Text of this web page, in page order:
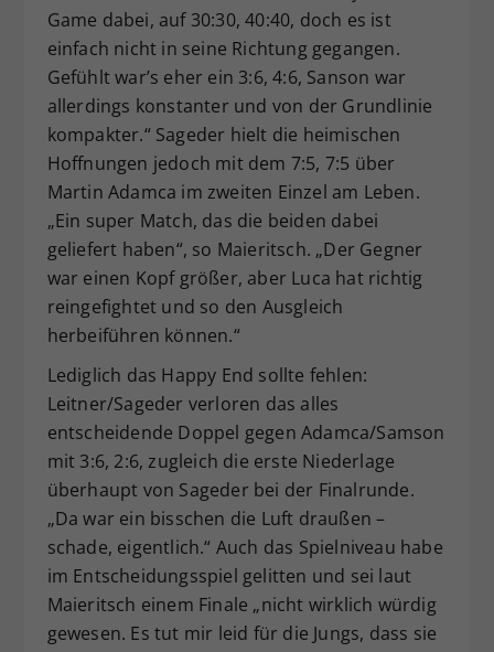
Game dabei, auf 30:30, 40:40, doch es ist
einfach nicht in seine Richtung gegangen.
Gefühlt war’s eher ein 3:6, 4:6, Sanson war
allerdings konstanter und von der Grundlinie
kompakter.“ Sageder hielt die heimischen
Hoffnungen jedoch mit dem 7:5, 7:5 über
Martin Adamca im zweiten Einzel am Leben.
„Ein super Match, das die beiden dabei
geliefert haben“, so Maieritsch. „Der Gegner
war einen Kopf größer, aber Luca hat richtig
reingefightet und so den Ausgleich
herbeiführen können.“
Lediglich das Happy End sollte fehlen:
Leitner/Sageder verloren das alles
entscheidende Doppel gegen Adamca/Samson
mit 3:6, 2:6, zugleich die erste Niederlage
überhaupt von Sageder bei der Finalrunde.
„Da war ein bisschen die Luft draußen –
schade, eigentlich.“ Auch das Spielniveau habe
im Entscheidungsspiel gelitten und sei laut
Maieritsch einem Finale „nicht wirklich würdig
gewesen. Es tut mir leid für die Jungs, dass sie